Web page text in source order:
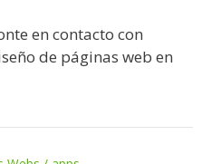
en contacto con
de páginas web en